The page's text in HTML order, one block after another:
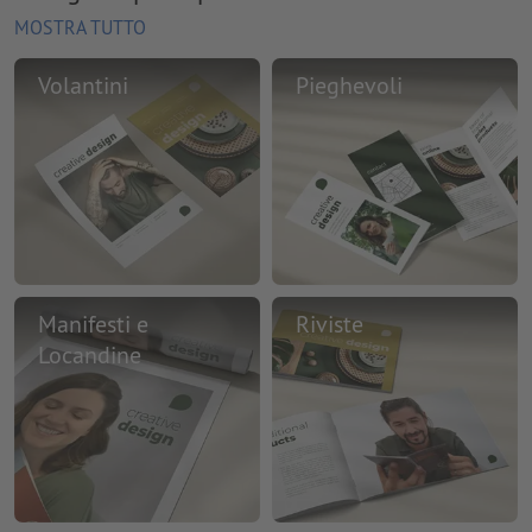
MOSTRA TUTTO
Volantini Pieghevoli
Manifesti e
Locandine
Riviste